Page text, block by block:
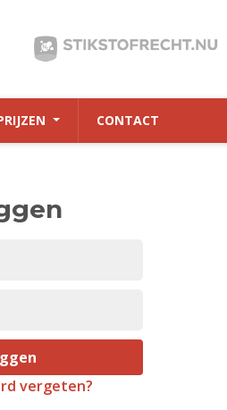
CONTACT
vergeten?